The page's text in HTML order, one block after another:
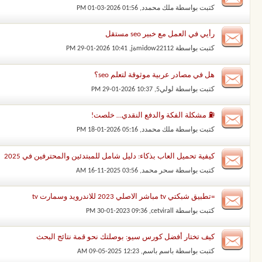
كتبت بواسطة ملك محمدد‏, 01-03-2026 01:56 PM
رأيي في العمل مع خبير seo مستقل
كتبت بواسطة midow22112ةj ‏, 29-01-2026 10:41 PM
هل في مصادر عربية موثوقة لتعلم seo؟
كتبت بواسطة لولي5 ‏, 29-01-2026 10:37 PM
⛽ مشكلة الفكة والدفع النقدي… خلصت!
كتبت بواسطة ملك محمدد‏, 18-01-2026 05:16 PM
كيفية تحميل العاب بذكاء: دليل شامل للمبتدئين والمحترفين في 2025
كتبت بواسطة سحر محمد‏, 16-11-2025 03:56 AM
=تطبيق شبكتي tv مباشر الاصلي 2023 للاندرويد وسمارت tv
كتبت بواسطة cetvirall
‏, 30-01-2023 09:36 PM
كيف تختار أفضل كورس سيو: بوصلتك نحو قمة نتائج البحث
كتبت بواسطة باسم باسم‏, 09-05-2025 12:23 AM